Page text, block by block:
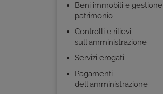
Beni immobili e gestione
patrimonio
Controlli e rilievi
sull'amministrazione
Servizi erogati
Pagamenti
dell'amministrazione